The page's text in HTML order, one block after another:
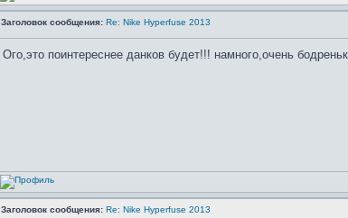
Заголовок сообщения: Re: Nike Hyperfuse 2013
Ого,это поинтереснее данков будет!!! намного,очень
Заголовок сообщения: Re: Nike Hyperfuse 2013